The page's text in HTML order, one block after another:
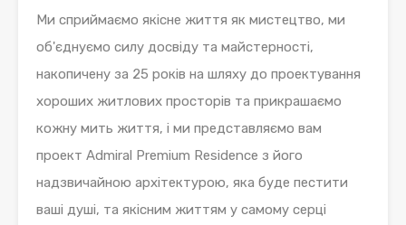
Ми сприймаємо якісне життя як мистецтво, ми
об'єднуємо силу досвіду та майстерності,
накопичену за 25 років на шляху до проектування
хороших житлових просторів та прикрашаємо
кожну мить життя, і ми представляємо вам
проект Admiral Premium Residence з його
надзвичайною архітектурою, яка буде пестити
ваші душі, та якісним життям у самому серці